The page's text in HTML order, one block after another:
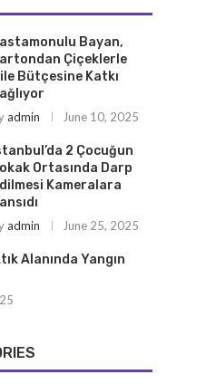
Bayan,
Çiçeklerle
Bütçesine Katkı
admin June 10, 2025
2 Çocuğun
Ortasında Darp
Kameralara
admin June 25, 2025
Alanında Yangın